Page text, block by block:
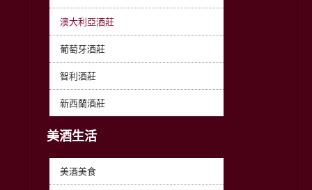
澳大利亞酒莊
葡萄牙酒莊
智利酒莊
新西蘭酒莊
美酒生活
美酒美食